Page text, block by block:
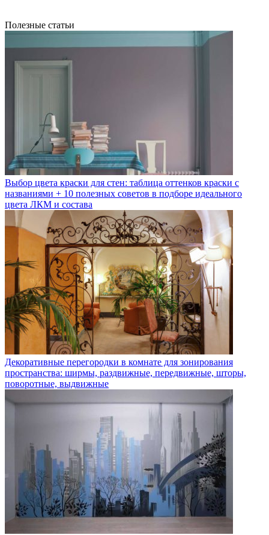
Полезные статьи
Выбор цвета краски для стен: таблица оттенков краски с
названиями + 10 полезных советов в подборе идеального
цвета ЛКМ и состава
Декоративные перегородки в комнате для зонирования
пространства: ширмы, раздвижные, передвижные, шторы,
поворотные, выдвижные